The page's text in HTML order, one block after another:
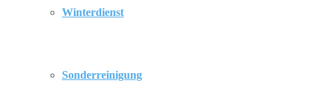
Winterdienst
Sonderreinigung